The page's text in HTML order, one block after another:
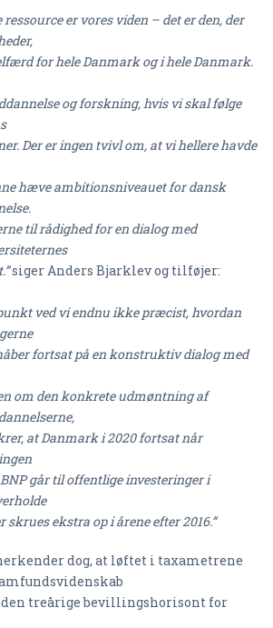
er vores viden – det er den, der
for hele Danmark og i hele Danmark.
og forskning, hvis vi skal følge
Der er ingen tvivl om, at vi hellere havde
hæve ambitionsniveauet for dansk
til rådighed for en dialog med
siger Anders Bjarklev og tilføjer:
ved vi endnu ikke præcist, hvordan
fortsat på en konstruktiv dialog med
om den konkrete udmøntning af
at Danmark i 2020 fortsat når
går til offentlige investeringer i
skrues ekstra op i årene efter 2016.”
dog, at løftet i taxametrene
den treårige bevillingshorisont for